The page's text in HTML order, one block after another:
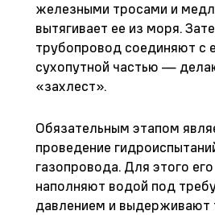
железными тросами и
вытягивает ее из моря.
трубопровод соединяют с
сухопутной частью —
«захлест».
Обязательным этапом
проведение
газопровода. Для этого его
наполняют водой под
давлением и выдерживают